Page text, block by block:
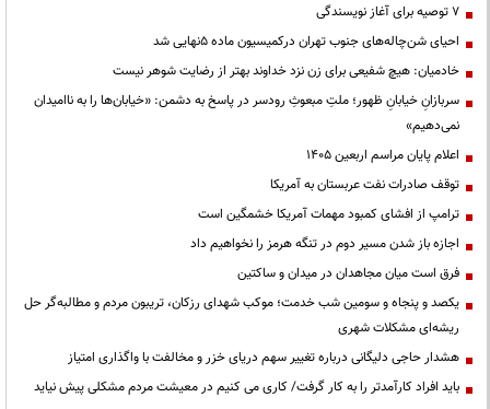
۷ توصیه برای آغاز نویسندگی
احیای شن‌چاله‌های جنوب تهران درکمیسیون ماده ۵نهایی شد
خادمیان: هیچ شفیعی برای زن نزد خداوند بهتر از رضایت شوهر نیست
سربازانِ خیابانِ ظهور؛ ملتِ مبعوثِ رودسر در پاسخ به دشمن: «خیابان‌ها را به ناامیدان
نمی‌دهیم»
اعلام پایان مراسم اربعین ۱۴۰۵
توقف صادرات نفت عربستان به آمریکا
ترامپ از افشای کمبود مهمات آمریکا خشمگین است
اجازه باز شدن مسیر دوم در تنگه هرمز را نخواهیم داد
فرق است میان مجاهدان در میدان و ساکتین
یکصد و پنجاه و سومین شب خدمت؛ موکب شهدای رزکان، تریبون مردم و مطالبه‌گر حل
ریشه‌ای مشکلات شهری
هشدار حاجی دلیگانی درباره تغییر سهم دریای خزر و مخالفت با واگذاری امتیاز
باید افراد کارآمدتر را به کار گرفت/ کاری می کنیم در معیشت مردم مشکلی پیش نیاید